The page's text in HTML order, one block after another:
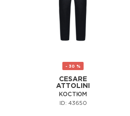
- 30 %
CESARE
ATTOLINI
КОСТЮМ
ID: 43650